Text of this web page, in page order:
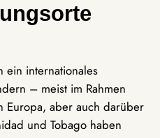
ein internationales
– meist im Rahmen
Europa, aber auch darüber
und Tobago haben